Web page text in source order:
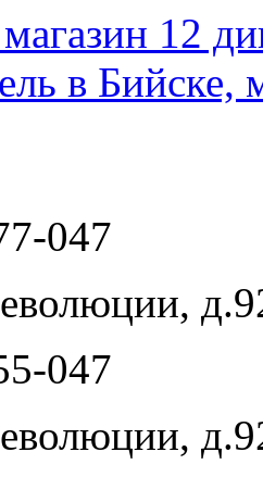
12
в Бийске,
047
047